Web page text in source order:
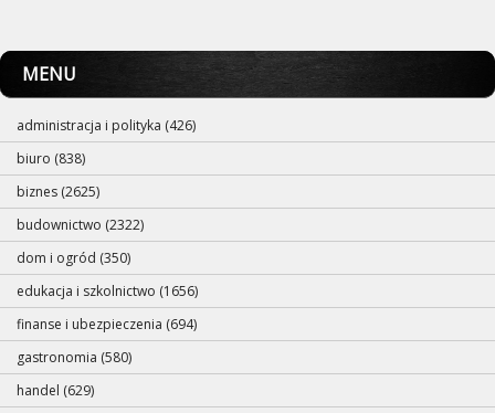
MENU
administracja i polityka (426)
biuro (838)
biznes (2625)
budownictwo (2322)
dom i ogród (350)
edukacja i szkolnictwo (1656)
finanse i ubezpieczenia (694)
gastronomia (580)
handel (629)